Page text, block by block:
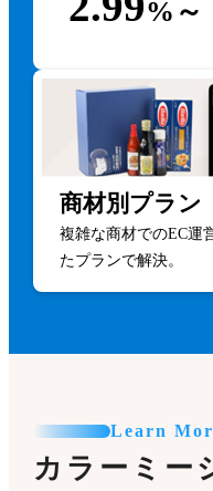
%～
商材別プラン
複雑な商材でのEC運
たプランで解決。
Learn
カラーミー